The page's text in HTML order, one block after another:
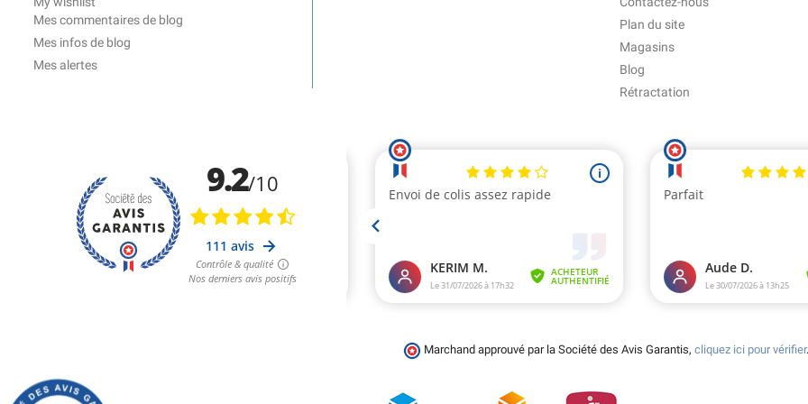
Mes commentaires de blog
Mes infos de blog
Mes alertes
Plan du site
Magasins
Blog
Rétractation
Marchand approuvé par la Société des Avis Garantis, cliquez ici pour vérifier.